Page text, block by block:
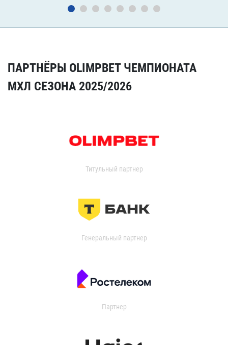
ПАРТНЁРЫ OLIMPBET ЧЕМПИОНАТА
МХЛ СЕЗОНА 2025/2026
Титульный партнер
Генеральный партнер
Партнер